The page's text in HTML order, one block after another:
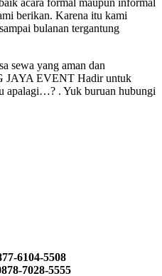
acara formal maupun informal
berikan. Karena itu kami
bulanan tergantung
sewa yang aman dan
JAYA EVENT Hadir untuk
apalagi…? . Yuk buruan hubungi
6104-5508
7028-5555